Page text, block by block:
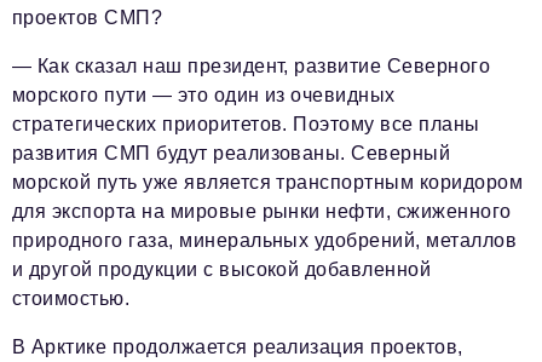
проектов СМП?
— Как сказал наш президент, развитие Северного
морского пути — это один из очевидных
стратегических приоритетов. Поэтому все планы
развития СМП будут реализованы. Северный
морской путь уже является транспортным коридором
для экспорта на мировые рынки нефти, сжиженного
природного газа, минеральных удобрений, металлов
и другой продукции с высокой добавленной
стоимостью.
В Арктике продолжается реализация проектов,